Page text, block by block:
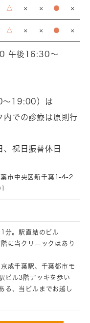
△ × × ● ×
△ × × ● ×
午後16:30〜
～19:00）は
内での診療は原則行
、祝日振替休日
市中央区新千葉1-4-2
分。駅直結のビル
に当クリニックはあり
成千葉駅、千葉都市モ
ビル3階デッキを歩い
る、当ビルまでお越し